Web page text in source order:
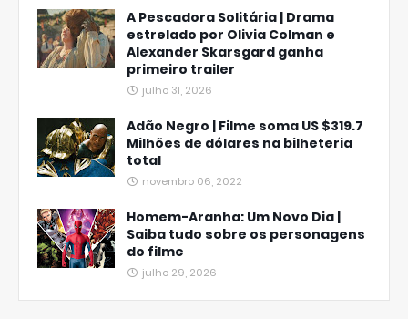
A Pescadora Solitária | Drama
estrelado por Olivia Colman e
Alexander Skarsgard ganha
primeiro trailer
julho 31, 2026
Adão Negro | Filme soma US $319.7
Milhões de dólares na bilheteria
total
novembro 06, 2022
Homem-Aranha: Um Novo Dia |
Saiba tudo sobre os personagens
do filme
julho 29, 2026